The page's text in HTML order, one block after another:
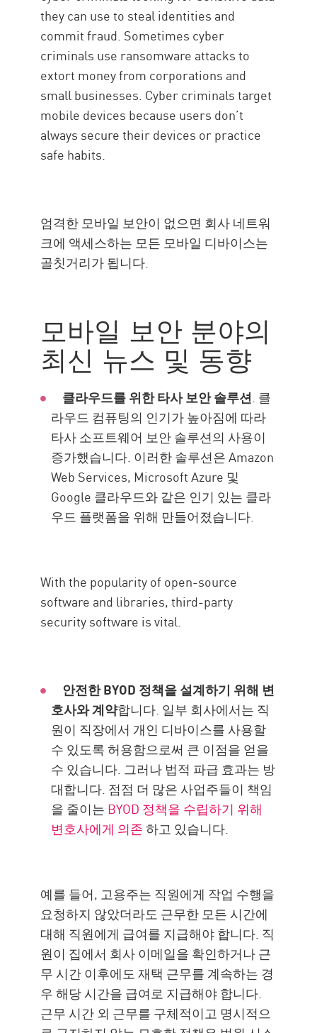
they can use to steal identities and
commit fraud. Sometimes cyber
criminals use ransomware attacks to
extort money from corporations and
small businesses. Cyber criminals target
mobile devices because users don’t
always secure their devices or practice
safe habits.
엄격한 모바일 보안이 없으면 회사 네트워
크에 액세스하는 모든 모바일 디바이스는
골칫거리가 됩니다.
모바일 보안 분야의
최신 뉴스 및 동향
클라우드를 위한 타사 보안 솔루션. 클
라우드 컴퓨팅의 인기가 높아짐에 따라
타사 소프트웨어 보안 솔루션의 사용이
증가했습니다. 이러한 솔루션은 Amazon
Web Services, Microsoft Azure 및
Google 클라우드와 같은 인기 있는 클라
우드 플랫폼을 위해 만들어졌습니다.
With the popularity of open-source
software and libraries, third-party
security software is vital.
안전한 BYOD 정책을 설계하기 위해 변
호사와 계약합니다. 일부 회사에서는 직
원이 직장에서 개인 디바이스를 사용할
수 있도록 허용함으로써 큰 이점을 얻을
수 있습니다. 그러나 법적 파급 효과는 방
대합니다. 점점 더 많은 사업주들이 책임
을 줄이는 BYOD 정책을 수립하기 위해
변호사에게 의존하고 있습니다.
예를 들어, 고용주는 직원에게 작업 수행을
요청하지 않았더라도 근무한 모든 시간에
대해 직원에게 급여를 지급해야 합니다. 직
원이 집에서 회사 이메일을 확인하거나 근
무 시간 이후에도 재택 근무를 계속하는 경
우 해당 시간을 급여로 지급해야 합니다.
근무 시간 외 근무를 구체적이고 명시적으